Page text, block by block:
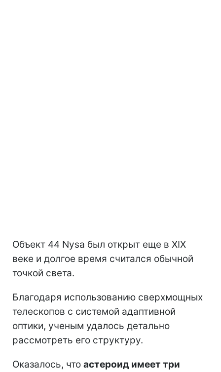
Объект 44 Nysa был открыт еще в XIX
веке и долгое время считался обычной
точкой света.
Благодаря использованию сверхмощных
телескопов с системой адаптивной
оптики, ученым удалось детально
рассмотреть его структуру.
Оказалось, что астероид имеет три